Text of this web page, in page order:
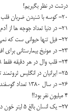
درشت در نظر بگيريم!
20- کوسه با شنيدن ضربان قلب طعمه ي خود آن را پيدا ميکند!
21- در دنيا تعداد جوجه ها از آدم ها بيشتر است
22- فيل تنها حيواني ست که نمي تواند بپرد
23- در مونيخ بيمارستاني براي افراد سرخورده ساخته شده است
24- قلب وال در هر دقيقه فقط 9 بار مي تپد
25- ايرانيان در انگليس ثروتمند ترين قشر هستند حتي ثروتمند تر از ملکه اليزابت
4 ميليون نفر بود!!